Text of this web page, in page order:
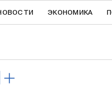
ЭКОНОМИКА